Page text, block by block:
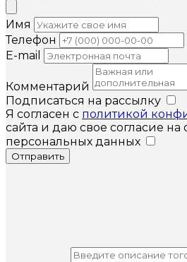
Имя
Телефон
E-mail
Комментарий
Подписаться на рассылку
Я согласен с политикой
сайта и даю свое согласие на
персональных данных
Отправить